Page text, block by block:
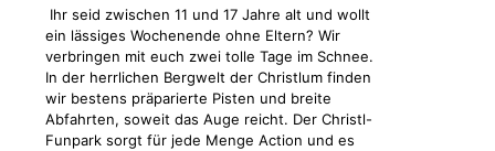
Ihr seid zwischen 11 und 17 Jahre alt und wollt
ein lässiges Wochenende ohne Eltern? Wir
verbringen mit euch zwei tolle Tage im Schnee.
In der herrlichen Bergwelt der Christlum finden
wir bestens präparierte Pisten und breite
Abfahrten, soweit das Auge reicht. Der Christl-
Funpark sorgt für jede Menge Action und es